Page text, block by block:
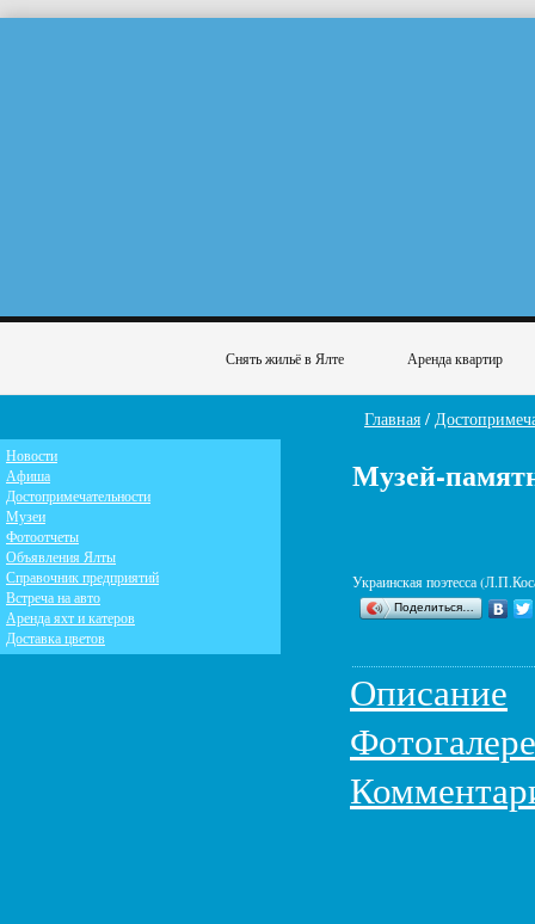
Снять жильё в Ялте Аренда квартир
Главная /
Музей-
Украинская поэтесса
Поделиться…
Описание
Новости
Афиша
Достопримечательности
Музеи
Фотоотчеты
Объявления Ялты
Справочник предприятий
Встреча на авто
Аренда яхт и катеров
Доставка цветов